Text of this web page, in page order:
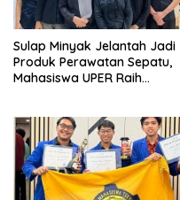
Sulap Minyak Jelantah Jadi
Produk Perawatan Sepatu,
Mahasiswa UPER Raih